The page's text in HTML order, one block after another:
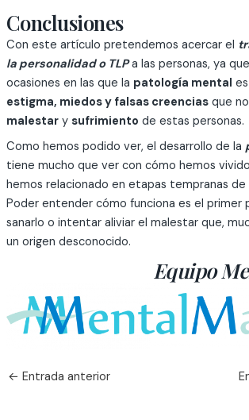
Conclusiones
Con este artículo pretendemos acercar el
la personalidad o TLPa las personas, ya
ocasiones en las que la patología mental
estigma, miedos y falsas creenciasque
malestary sufrimiento de estas personas.
Como hemos podido ver, el desarrollo de la
tiene mucho que ver con cómo hemos
hemos relacionado en etapas tempranas de
Poder entender cómo funciona es el primer
sanarlo o intentar aliviar el malestar que,
un origen desconocido.
Equipo
← Entrada anterior